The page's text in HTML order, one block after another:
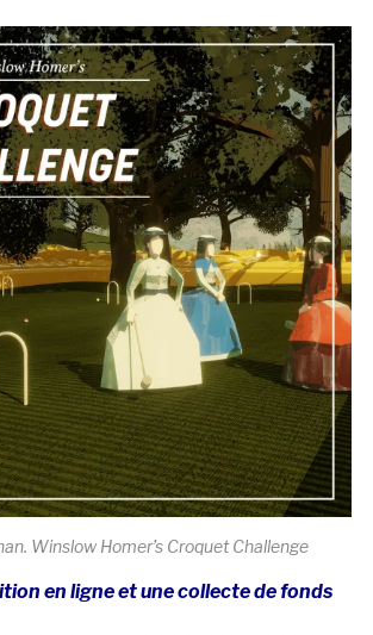
Winslow Homer’s Croquet Challenge
en ligne et une collecte de fonds